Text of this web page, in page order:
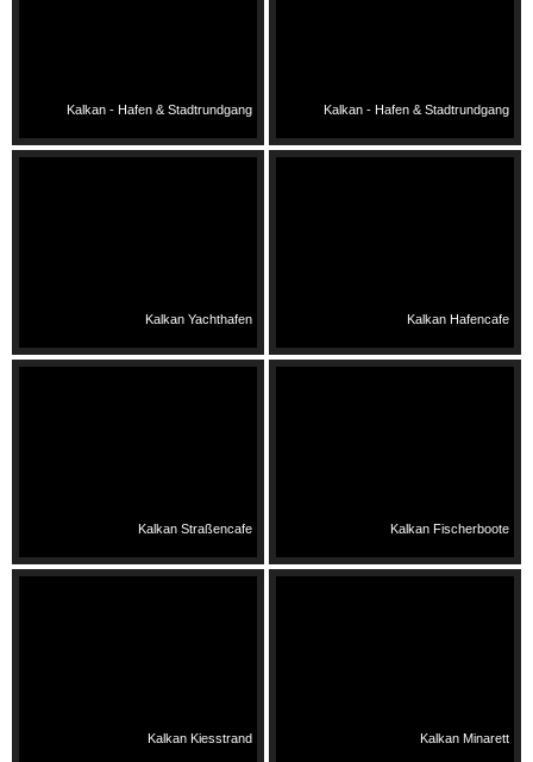
Kalkan - Hafen & Stadtrundgang Kalkan - Hafen & Stadtrundgang
Kalkan Yachthafen Kalkan Hafencafe
Kalkan Straßencafe Kalkan Fischerboote
Kalkan Kiesstrand Kalkan Minarett